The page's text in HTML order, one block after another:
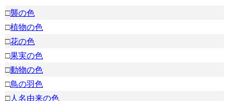
□襲の色
□植物の色
□花の色
□果実の色
□動物の色
□鳥の羽色
□人名由来の色